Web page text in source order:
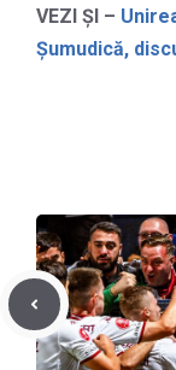
VEZI ȘI –
Șumudică,